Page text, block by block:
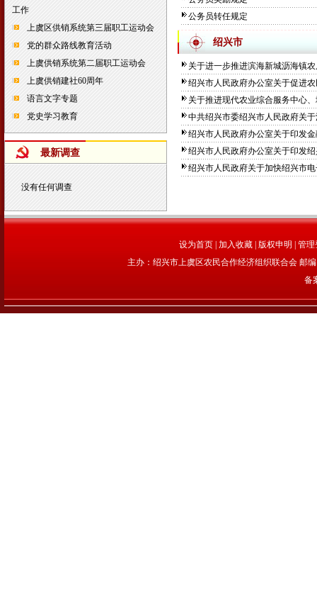
工作
上虞区供销系统第三届职工运动会
党的群众路线教育活动
上虞供销系统第二届职工运动会
上虞供销建社60周年
语言文字专题
党史学习教育
最新调查
没有任何调查
公务员转任规定
绍兴市
关于进一步推进滨海新城沥海镇
绍兴市人民政府办公室关于促进
关于推进现代农业综合服务中心
中共绍兴市委绍兴市人民政府关
绍兴市人民政府办公室关于印发
绍兴市人民政府办公室关于印发
绍兴市人民政府关于加快绍兴市
设为首页 加入收藏 版权申明
管理
主办：绍兴市上虞区农民合作经济组织联合会 邮
备